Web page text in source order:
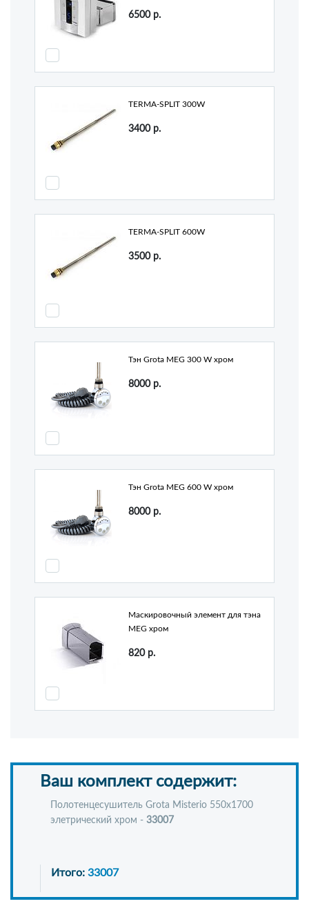
6500р.
TERMA-SPLIT 300W
3400р.
TERMA-SPLIT 600W
3500р.
Тэн Grota MEG 300 W хром
8000р.
Тэн Grota MEG 600 W хром
8000р.
Маскировочный элемент для тэна
MEG хром
820р.
Ваш комплект содержит:
Полотенцесушитель Grota Misterio 550х1700
элетрический хром - 33007
Итого: 33007